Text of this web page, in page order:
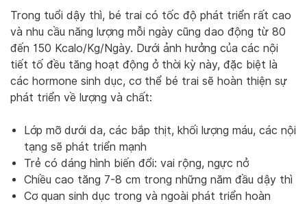
Trong tuổi dậy thì, bé trai có tốc độ phát triển rất cao
và nhu cầu năng lượng mỗi ngày cũng dao động từ 80
đến 150 Kcalo/Kg/Ngày. Dưới ảnh hưởng của các nội
tiết tố đều tăng hoạt động ở thời kỳ này, đặc biệt là
các hormone sinh dục, cơ thể bé trai sẽ hoàn thiện sự
phát triển về lượng và chất:
Lớp mỡ dưới da, các bắp thịt, khối lượng máu, các nội
tạng sẽ phát triển mạnh
Trẻ có dáng hình biến đổi: vai rộng, ngực nở
Chiều cao tăng 7-8 cm trong những năm đầu dậy thì
Cơ quan sinh dục trong và ngoài phát triển hoàn